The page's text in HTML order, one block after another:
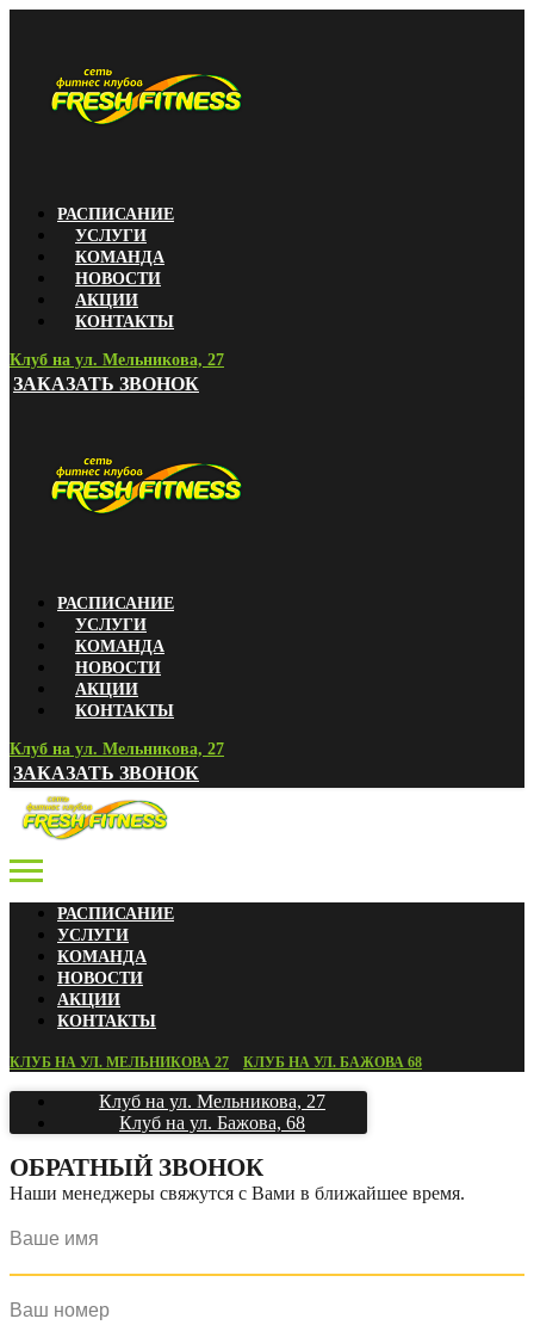
РАСПИСАНИЕ
УСЛУГИ
КОМАНДА
НОВОСТИ
АКЦИИ
КОНТАКТЫ
Клуб на ул. Мельникова, 27
ЗАКАЗАТЬ ЗВОНОК
РАСПИСАНИЕ
УСЛУГИ
КОМАНДА
НОВОСТИ
АКЦИИ
КОНТАКТЫ
Клуб на ул. Мельникова, 27
ЗАКАЗАТЬ ЗВОНОК
РАСПИСАНИЕ
УСЛУГИ
КОМАНДА
НОВОСТИ
АКЦИИ
КОНТАКТЫ
КЛУБ НА УЛ. МЕЛЬНИКОВА 27 КЛУБ НА УЛ. БАЖОВА 68
Клуб на ул. Мельникова, 27
Клуб на ул. Бажова, 68
ОБРАТНЫЙ ЗВОНОК
Наши менеджеры свяжутся с Вами в ближайшее время.